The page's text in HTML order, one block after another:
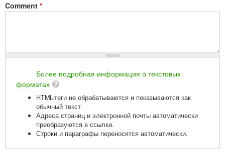
Comment *
Более подробная информация о текстовых
форматах
HTML-теги не обрабатываются и показываются как
обычный текст
Адреса страниц и электронной почты автоматически
преобразуются в ссылки.
Строки и параграфы переносятся автоматически.